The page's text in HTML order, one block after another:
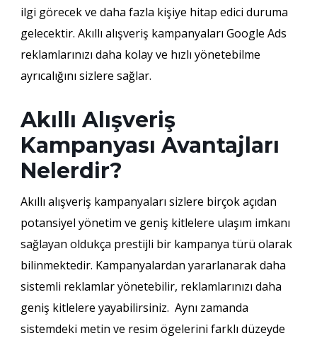
ilgi görecek ve daha fazla kişiye hitap edici duruma
gelecektir. Akıllı alışveriş kampanyaları Google Ads
reklamlarınızı daha kolay ve hızlı yönetebilme
ayrıcalığını sizlere sağlar.
Akıllı Alışveriş
Kampanyası Avantajları
Nelerdir?
Akıllı alışveriş kampanyaları sizlere birçok açıdan
potansiyel yönetim ve geniş kitlelere ulaşım imkanı
sağlayan oldukça prestijli bir kampanya türü olarak
bilinmektedir. Kampanyalardan yararlanarak daha
sistemli reklamlar yönetebilir, reklamlarınızı daha
geniş kitlelere yayabilirsiniz. Aynı zamanda
sistemdeki metin ve resim ögelerini farklı düzeyde